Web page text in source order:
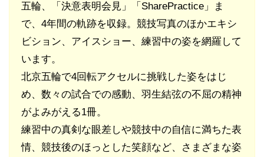
五輪、「決意表明会見」「SharePractice」ま
で、4年間の軌跡を収録。競技写真のほかエキシ
ビション、アイスショー、練習中の姿を網羅して
います。
北京五輪で4回転アクセルに挑戦した姿をはじ
め、数々の試合での感動、羽生結弦の不屈の精神
がよみがえる1冊。
練習中の真剣な眼差しや競技中の自信に満ちた表
情、競技後のほっとした笑顔など、さまざまな姿